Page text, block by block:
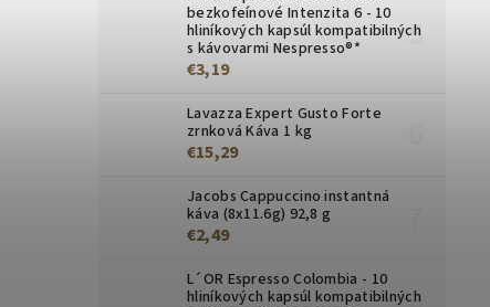
bezkofeínové Intenzita 6 - 10
hliníkových kapsúl kompatibilných
s kávovarmi Nespresso®*
€3,19
Lavazza Expert Gusto Forte
zrnková Káva 1 kg
€15,29
Jacobs Cappuccino instantná
káva (8x11.6g) 92,8 g
€2,49
L´OR Espresso Colombia - 10
hliníkových kapsúl kompatibilných